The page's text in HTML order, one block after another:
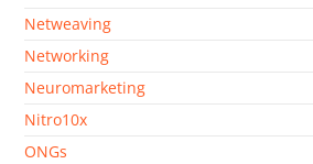
Netweaving
Networking
Neuromarketing
Nitro10x
ONGs